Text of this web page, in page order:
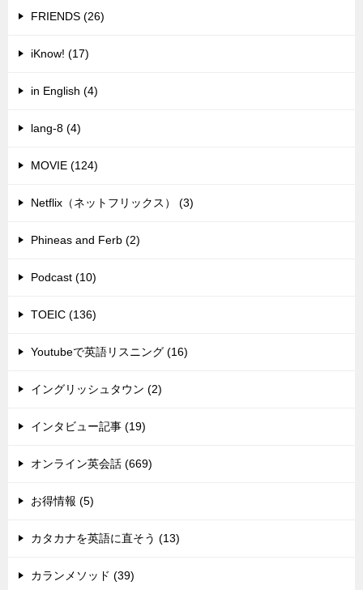
FRIENDS (26)
iKnow! (17)
in English (4)
lang-8 (4)
MOVIE (124)
Netflix（ネットフリックス） (3)
Phineas and Ferb (2)
Podcast (10)
TOEIC (136)
Youtubeで英語リスニング (16)
イングリッシュタウン (2)
インタビュー記事 (19)
オンライン英会話 (669)
お得情報 (5)
カタカナを英語に直そう (13)
カランメソッド (39)